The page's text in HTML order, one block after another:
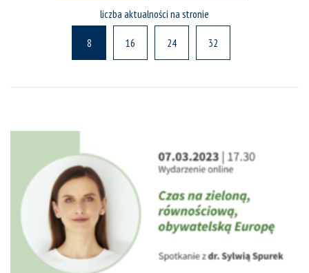
liczba aktualności na stronie
8 16 24 32